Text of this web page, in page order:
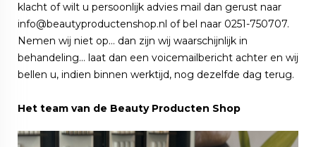
klacht of wilt u persoonlijk advies mail dan gerust naar
info@beautyproductenshop.nl of bel naar 0251-750707.
Nemen wij niet op… dan zijn wij waarschijnlijk in
behandeling... laat dan een voicemailbericht achter en wij
bellen u, indien binnen werktijd, nog dezelfde dag terug.
Het team van de Beauty Producten Shop